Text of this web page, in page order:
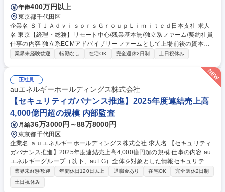
年俸400万円以上
東京都千代田区
企業名 ＳＴＪＡｄｖｉｓｏｒｓＧｒｏｕｐＬｉｍｉｔｅｄ日本支社 求人
名 東京【経理・総務】リモート中心/残業基本無/独立系ファーム/契約社員
仕事の内容 独立系ECMアドバイザリーファームとして上場前後の資本市
場戦略を設計する当社にて経理・総務をお任せします。基礎的なバックオ
ル）との英文メール対応（AI翻訳ツール等を使用しての対応で問題ござい
ません） ■オフィス環境整備、郵便物の発送・受取等の総務業務全般 ■そ
の他バックオフィス関連サポート ※ご経験に合わせて無理なく業務をお任
せします。残業も基本的には発生せず、ご自身のペースで業務を進めやす
く定着率の高い環境です。 募集職種 東京【経理・総務】リモート中心/残
業基本無/独立系ファーム/契約社員
業界未経験歓迎 転勤なし 在宅OK 完全週休2日制 土日祝休み
正社員
auエネルギーホールディングス株式会社
【セキュリティガバナンス推進】2025年度連結売上高
4,000億円超の規模 内部監査
月給36万3000円～88万8000円
東京都千代田区
企業名 ａｕエネルギーホールディングス株式会社 求人名 【セキュリティ
ガバナンス推進】2025年度連結売上高4,000億円超の規模 仕事の内容 au
エネルギーグループ（以下、auEG）全体を対象とした情報セキュリティ
ガバナンスに関わる企画・推進業務をお任せします。情報セキュリティの
方針・ルール・体制をつくりガバナンス構築の企画推進担当を募集します
■情報セキュリティガバナンスの企画・制度設計：情報セキュリティガバ
業界未経験歓迎 年間休日120日以上 退職金あり 在宅OK
完全週休2日制
土日祝休み